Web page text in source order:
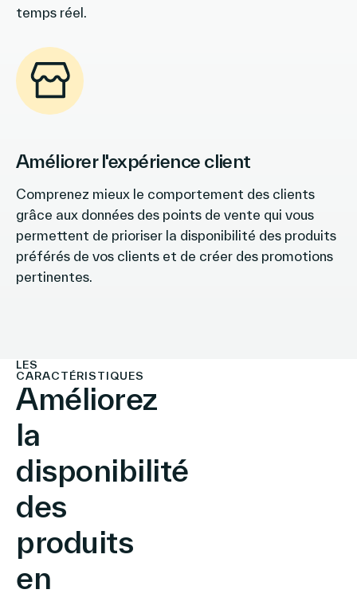
temps réel.
Améliorer l'expérience client
Comprenez mieux le comportement des clients
grâce aux données des points de vente qui vous
permettent de prioriser la disponibilité des produits
préférés de vos clients et de créer des promotions
pertinentes.
LES
CARACTÉRISTIQUES
Améliorez
la
disponibilité
des
produits
en